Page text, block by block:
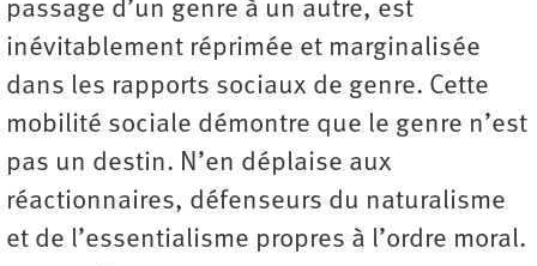
passage d’un genre à un autre, est
inévitablement réprimée et marginalisée
dans les rapports sociaux de genre. Cette
mobilité sociale démontre que le genre n’est
pas un destin. N’en déplaise aux
réactionnaires, défenseurs du naturalisme
et de l’essentialisme propres à l’ordre moral.